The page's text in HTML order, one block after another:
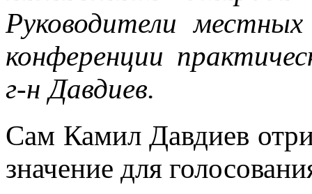
Руководители
конференции
г-н Давдиев.
Сам Камил Давдиев
значение для